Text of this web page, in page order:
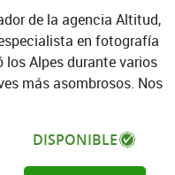
DISPONIBLE
de la agencia Altitud,
en fotografía
los Alpes durante varios
más asombrosos. Nos